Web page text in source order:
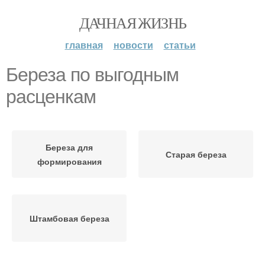
ДАЧНАЯ ЖИЗНЬ
главная новости статьи
Береза по выгодным
расценкам
Береза для
формирования
Старая береза
Штамбовая береза